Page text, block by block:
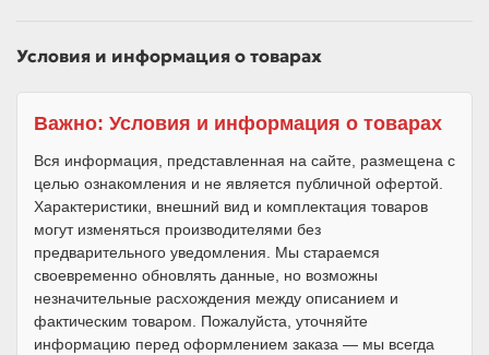
Условия и информация о товарах
Важно: Условия и информация о товарах
Вся информация, представленная на сайте, размещена с
целью ознакомления и не является публичной офертой.
Характеристики, внешний вид и комплектация товаров
могут изменяться производителями без
предварительного уведомления. Мы стараемся
своевременно обновлять данные, но возможны
незначительные расхождения между описанием и
фактическим товаром. Пожалуйста, уточняйте
информацию перед оформлением заказа — мы всегда